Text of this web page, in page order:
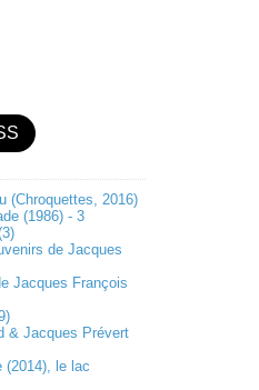
(Chroquettes, 2016)
(1986) - 3
de Jacques
Jacques François
& Jacques Prévert
(2014), le lac